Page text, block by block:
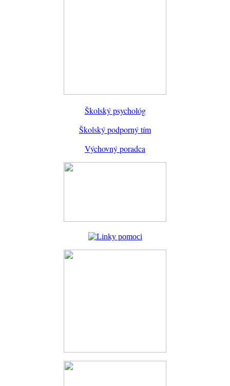
Školský psychológ
Školský podporný tím
Výchovný poradca